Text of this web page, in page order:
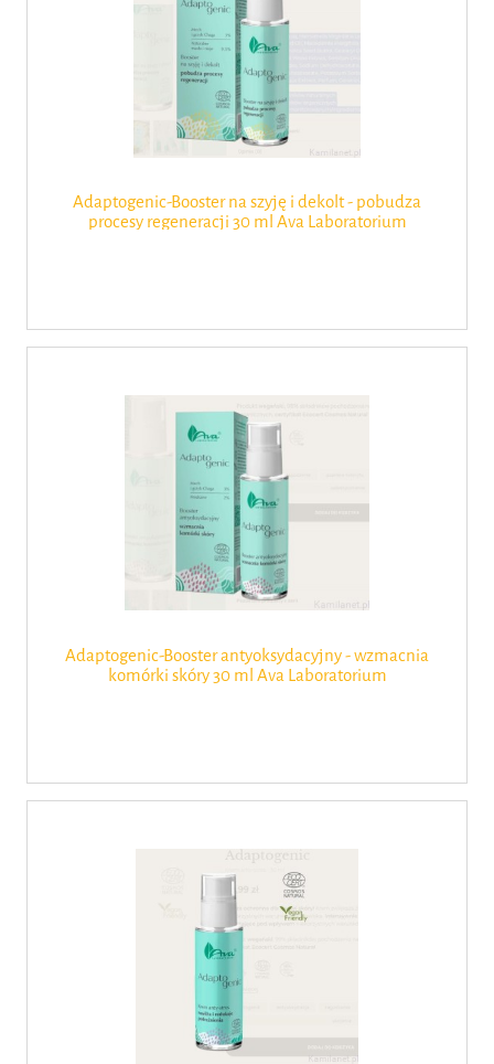
Adaptogenic-Booster na szyję i dekolt - pobudza
procesy regeneracji 30 ml Ava Laboratorium
Adaptogenic-Booster antyoksydacyjny - wzmacnia
komórki skóry 30 ml Ava Laboratorium